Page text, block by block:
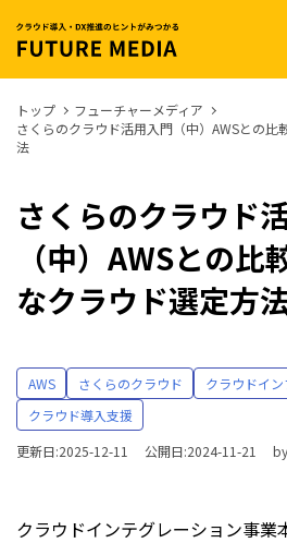
トップ
フューチャーメディア
さくらのクラウド活用入門（中）AWSとの比
法
さくらのクラウド
（中）AWSとの比
なクラウド選定方
AWS さくらのクラウド クラウドイン
クラウド導入支援
更新日:2025-12-11
公開日:2024-11-21 by
クラウドインテグレーション事業